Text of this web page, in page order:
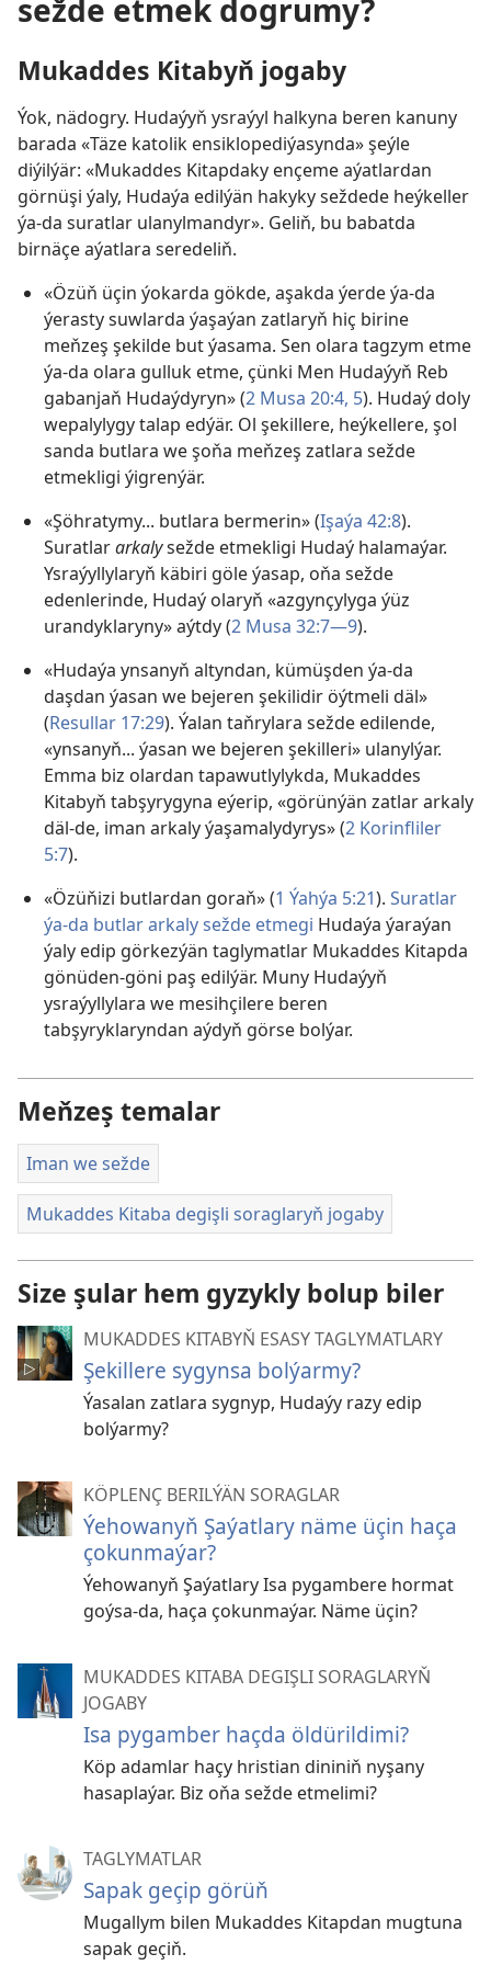
sežde etmek dogrumy?
Mukaddes Kitabyň jogaby
Ýok, nädogry. Hudaýyň ysraýyl halkyna beren kanuny
barada «Täze katolik ensiklopediýasynda» şeýle
diýilýär: «Mukaddes Kitapdaky ençeme aýatlardan
görnüşi ýaly, Hudaýa edilýän hakyky seždede heýkeller
ýa-da suratlar ulanylmandyr». Geliň, bu babatda
birnäçe aýatlara seredeliň.
«Özüň üçin ýokarda gökde, aşakda ýerde ýa-da
ýerasty suwlarda ýaşaýan zatlaryň hiç birine
meňzeş şekilde but ýasama. Sen olara tagzym etme
ýa-da olara gulluk etme, çünki Men Hudaýyň Reb
gabanjaň Hudaýdyryn» (2 Musa 20:4, 5). Hudaý doly
wepalylygy talap edýär. Ol şekillere, heýkellere, şol
sanda butlara we şoňa meňzeş zatlara sežde
etmekligi ýigrenýär.
«Şöhratymy... butlara bermerin» (Işaýa 42:8).
Suratlararkalysežde etmekligi Hudaý halamaýar.
Ysraýyllylaryň käbiri göle ýasap, oňa sežde
edenlerinde, Hudaý olaryň «azgynçylyga ýüz
urandyklaryny» aýtdy (2 Musa 32:7—9).
«Hudaýa ynsanyň altyndan, kümüşden ýa-da
daşdan ýasan we bejeren şekilidir öýtmeli däl»
(Resullar 17:29). Ýalan taňrylara sežde edilende,
«ynsanyň... ýasan we bejeren şekilleri» ulanylýar.
Emma biz olardan tapawutlylykda, Mukaddes
Kitabyň tabşyrygyna eýerip, «görünýän zatlar arkaly
däl-de, iman arkaly ýaşamalydyrys» (2 Korinfliler
5:7).
«Özüňizi butlardan goraň» (1 Ýahýa 5:21). Suratlar
ýa-da butlar arkaly sežde etmegi Hudaýa ýaraýan
ýaly edip görkezýän taglymatlar Mukaddes Kitapda
gönüden-göni paş edilýär. Muny Hudaýyň
ysraýyllylara we mesihçilere beren
tabşyryklaryndan aýdyň görse bolýar.
Meňzeş temalar
Iman we sežde
Mukaddes Kitaba degişli soraglaryň jogaby
Size şular hem gyzykly bolup biler
MUKADDES KITABYŇ ESASY TAGLYMATLARY
Şekillere sygynsa bolýarmy?
Ýasalan zatlara sygnyp, Hudaýy razy edip
bolýarmy?
KÖPLENÇ BERILÝÄN SORAGLAR
Ýehowanyň Şaýatlary näme üçin haça
çokunmaýar?
Ýehowanyň Şaýatlary Isa pygambere hormat
goýsa-da, haça çokunmaýar. Näme üçin?
MUKADDES KITABA DEGIŞLI SORAGLARYŇ
JOGABY
Isa pygamber haçda öldürildimi?
Köp adamlar haçy hristian dininiň nyşany
hasaplaýar. Biz oňa sežde etmelimi?
TAGLYMATLAR
Sapak geçip görüň
Mugallym bilen Mukaddes Kitapdan mugtuna
sapak geçiň.